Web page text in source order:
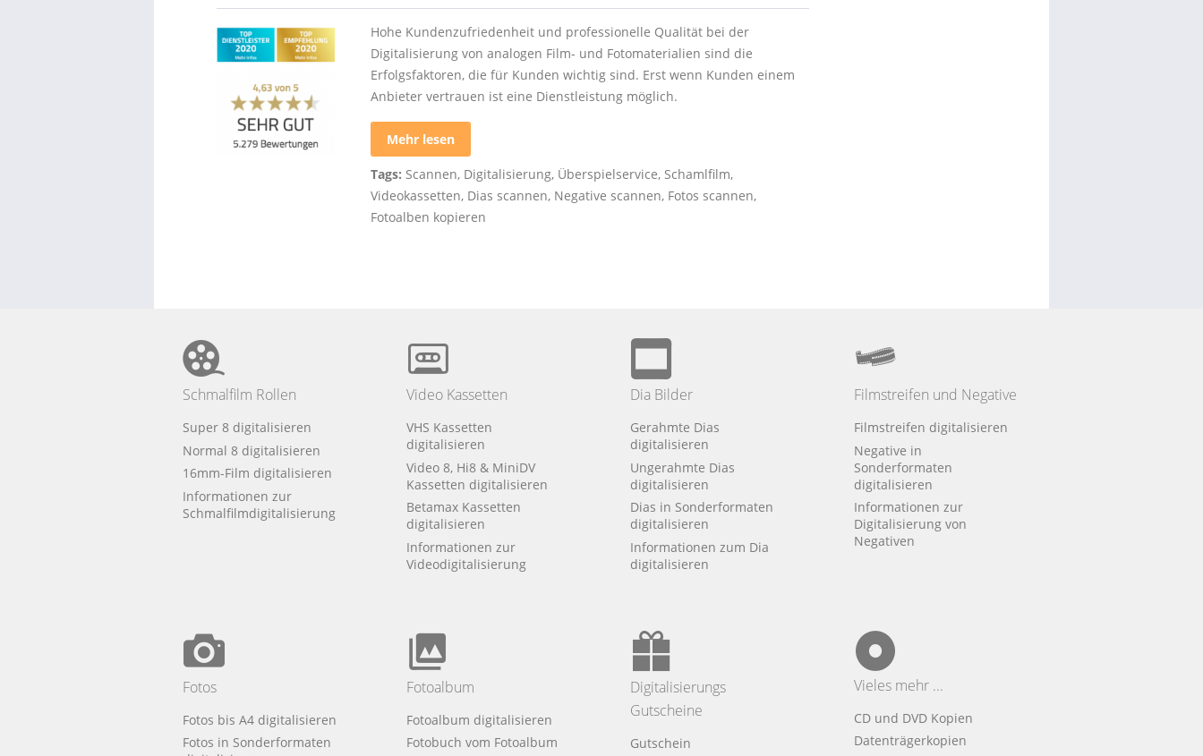
Hohe Kundenzufriedenheit und professionelle Qualität bei der
Digitalisierung von analogen Film- und Fotomaterialien sind die
Erfolgsfaktoren, die für Kunden wichtig sind. Erst wenn Kunden einem
Anbieter vertrauen ist eine Dienstleistung möglich.
Mehr lesen
Tags: Scannen, Digitalisierung, Überspielservice, Schamlfilm,
Videokassetten, Dias scannen, Negative scannen, Fotos scannen,
Fotoalben kopieren
Schmalfilm Rollen
Super 8 digitalisieren
Normal 8 digitalisieren
16mm-Film digitalisieren
Informationen zur
Schmalfilmdigitalisierung
Video Kassetten
VHS Kassetten
digitalisieren
Video 8, Hi8 & MiniDV
Kassetten digitalisieren
Betamax Kassetten
digitalisieren
Informationen zur
Videodigitalisierung
Dia Bilder
Gerahmte Dias
digitalisieren
Ungerahmte Dias
digitalisieren
Dias in Sonderformaten
digitalisieren
Informationen zum Dia
digitalisieren
Filmstreifen und Negative
Filmstreifen digitalisieren
Negative in
Sonderformaten
digitalisieren
Informationen zur
Digitalisierung von
Negativen
Fotos
Fotos bis A4 digitalisieren
Fotos in Sonderformaten
Fotoalbum
Fotoalbum digitalisieren
Fotobuch vom Fotoalbum
Digitalisierungs
Gutscheine
Gutschein
Vieles mehr ...
CD und DVD Kopien
Datenträgerkopien